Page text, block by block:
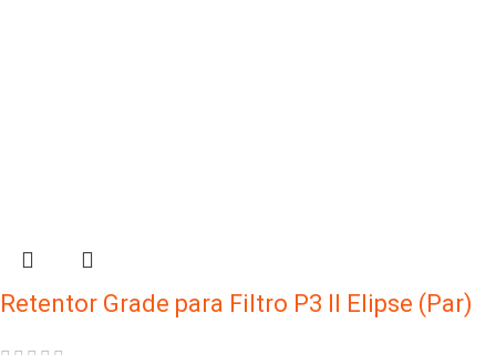
Retentor Grade para Filtro P3 II Elipse (Par)